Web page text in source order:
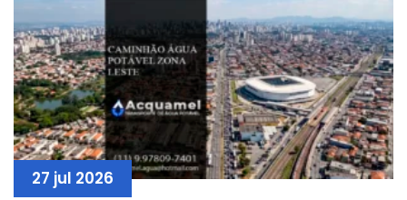
27 jul 2026